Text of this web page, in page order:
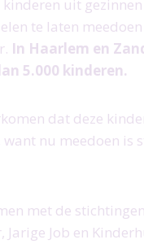
uit
te laten
In Haarlem en
5.000 kinderen.
dat deze
nu meedoen is
met de
Jarige Job en